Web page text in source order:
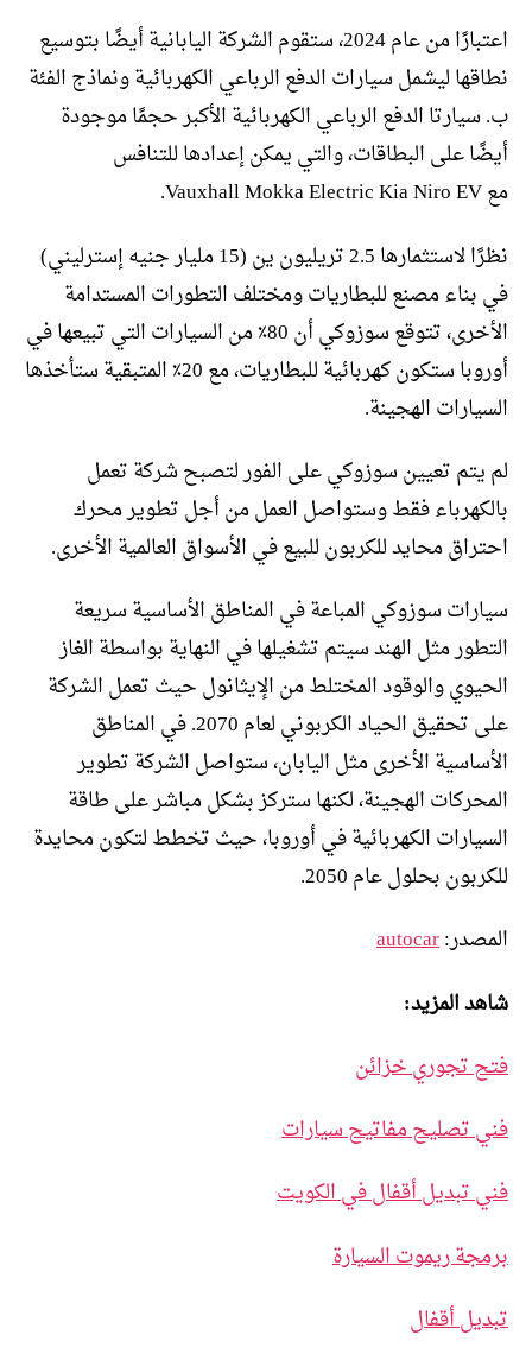
اعتبارًا من عام 2024، ستقوم الشركة اليابانية أيضًا بتوسيع
نطاقها ليشمل سيارات الدفع الرباعي الكهربائية ونماذج الفئة
ب. سيارتا الدفع الرباعي الكهربائية الأكبر حجمًا موجودة
أيضًا على البطاقات، والتي يمكن إعدادها للتنافس
مع Vauxhall Mokka Electric Kia Niro EV.
نظرًا لاستثمارها 2.5 تريليون ين (15 مليار جنيه إسترليني)
في بناء مصنع للبطاريات ومختلف التطورات المستدامة
الأخرى، تتوقع سوزوكي أن 80٪ من السيارات التي تبيعها في
أوروبا ستكون كهربائية للبطاريات، مع 20٪ المتبقية ستأخذها
السيارات الهجينة.
لم يتم تعيين سوزوكي على الفور لتصبح شركة تعمل
بالكهرباء فقط وستواصل العمل من أجل تطوير محرك
احتراق محايد للكربون للبيع في الأسواق العالمية الأخرى.
سيارات سوزوكي المباعة في المناطق الأساسية سريعة
التطور مثل الهند سيتم تشغيلها في النهاية بواسطة الغاز
الحيوي والوقود المختلط من الإيثانول حيث تعمل الشركة
على تحقيق الحياد الكربوني لعام 2070. في المناطق
الأساسية الأخرى مثل اليابان، ستواصل الشركة تطوير
المحركات الهجينة، لكنها ستركز بشكل مباشر على طاقة
السيارات الكهربائية في أوروبا، حيث تخطط لتكون محايدة
للكربون بحلول عام 2050.
المصدر:autocar
شاهد المزيد:
فتح تجوري خزائن
فني تصليح مفاتيح سيارات
فني تبديل أقفال في الكويت
برمجة ريموت السيارة
تبديل أقفال